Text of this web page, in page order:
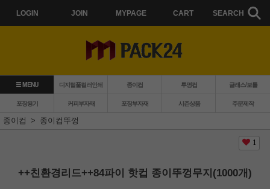
LOGIN JOIN MYPAGE CART SEARCH
MENU 디지털풀컬러인쇄 종이컵 투명컵 글래스/보틀
포장용기 커피부자재 포장부자재 시즌상품
주문제작
종이컵
종이컵뚜껑
1
++친환경리드++84파이 핫컵 종이뚜껑무지(1000개)